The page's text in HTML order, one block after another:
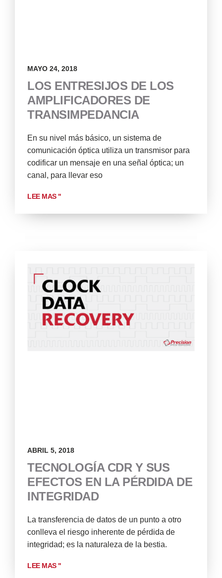
LOS ENTRESIJOS DE LOS
AMPLIFICADORES DE
TRANSIMPEDANCIA
MAYO 24, 2018
En su nivel más básico, un sistema de
comunicación óptica utiliza un transmisor para
codificar un mensaje en una señal óptica; un
canal, para llevar eso
LEE MAS "
TECNOLOGÍA CDR Y SUS
EFECTOS EN LA PÉRDIDA DE
INTEGRIDAD
ABRIL 5, 2018
La transferencia de datos de un punto a otro
conlleva el riesgo inherente de pérdida de
integridad; es la naturaleza de la bestia.
LEE MAS "